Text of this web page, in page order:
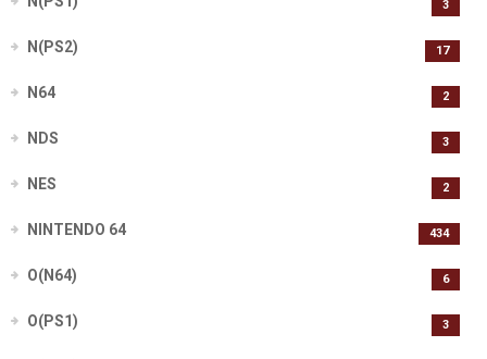
3
N(PS2) 17
N64 2
NDS 3
NES 2
NINTENDO 64 434
O(N64) 6
O(PS1) 3